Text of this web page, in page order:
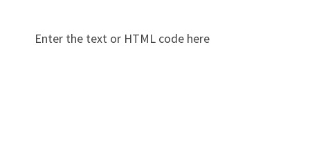
Enter the text or HTML code here